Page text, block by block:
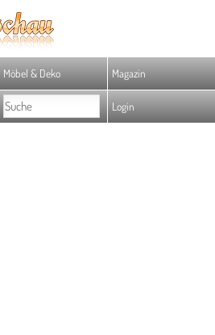
Möbel & Deko Magazin
Login